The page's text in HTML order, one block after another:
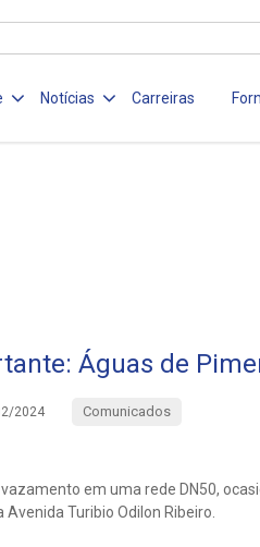
Notícias Carreiras
Águas de
2024 Comunicados
em uma rede DN50,
Turibio Odilon Ribeiro.